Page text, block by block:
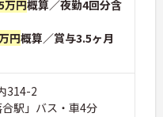
万円概算／夜勤4回分含
円概算／賞与3.5ヶ月
314-2
駅」バス・車4分